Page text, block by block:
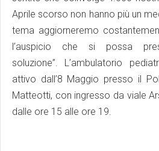
Aprile scorso non hanno più un
tema aggiorneremo
l’auspicio che si possa
soluzione”. L’ambulatorio
attivo dall’8 Maggio presso il
Matteotti, con ingresso da viale
dalle ore 15 alle ore 19.